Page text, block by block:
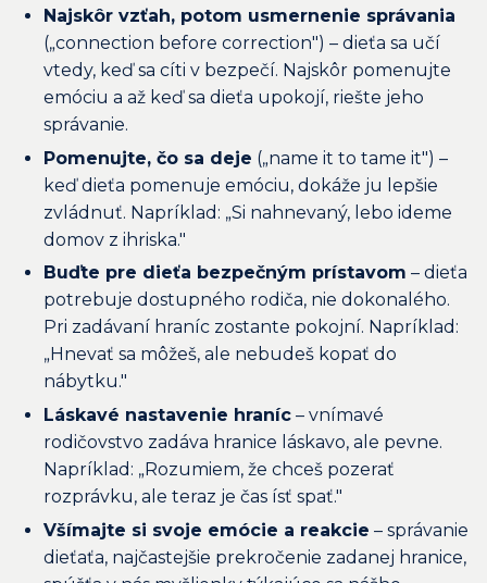
Najskôr vzťah, potom usmernenie správania
(„connection before correction") – dieťa sa učí
vtedy, keď sa cíti v bezpečí. Najskôr pomenujte
emóciu a až keď sa dieťa upokojí, riešte jeho
správanie.
Pomenujte, čo sa deje („name it to tame it") –
keď dieťa pomenuje emóciu, dokáže ju lepšie
zvládnuť. Napríklad: „Si nahnevaný, lebo ideme
domov z ihriska."
Buďte pre dieťa bezpečným prístavom – dieťa
potrebuje dostupného rodiča, nie dokonalého.
Pri zadávaní hraníc zostante pokojní. Napríklad:
„Hnevať sa môžeš, ale nebudeš kopať do
nábytku."
Láskavé nastavenie hraníc – vnímavé
rodičovstvo zadáva hranice láskavo, ale pevne.
Napríklad: „Rozumiem, že chceš pozerať
rozprávku, ale teraz je čas ísť spať."
Všímajte si svoje emócie a reakcie – správanie
dieťaťa, najčastejšie prekročenie zadanej hranice,